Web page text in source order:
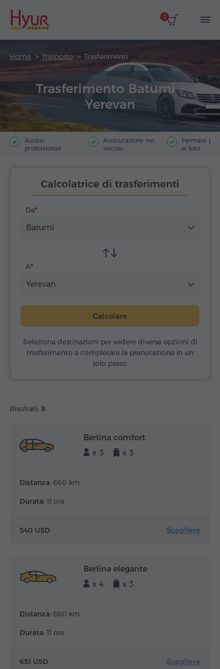
0
Home Trasporto Trasferimenti
Trasferimento Batumi –
Yerevan
Autisti
professionali
Assicurazione nel
veicolo
Fermate
le foto
Calcolatrice di trasferimenti
Da
Batumi
A
Yerevan
Calcolare
Seleziona destinazioni per vedere diverse opzioni di
trasferimento e completare la prenotazione in un
solo passo.
Risultati: 8
Berlina comfort
x 3
x 3
Distanza: 660 km
Durata: 11 ore
540 USD Scegliere
Berlina elegante
x 4
x 3
Distanza: 660 km
Durata: 11 ore
651 USD Scegliere